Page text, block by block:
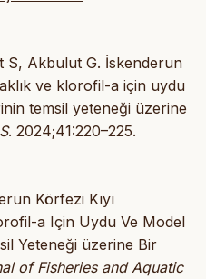
S, Akbulut G. İskenderun
ve klorofil-a için uydu
temsil yeteneği üzerine
. 2024;41:220–225.
Körfezi Kıyı
a Için Uydu Ve Model
Yeteneği üzerine Bir
of Fisheries and Aquatic